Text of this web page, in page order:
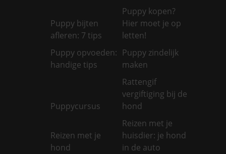
Puppy bijten
afleren: 7 tips
Puppy kopen?
Hier moet je op
letten!
Puppy opvoeden:
handige tips
Puppy zindelijk
maken
Puppycursus
Rattengif
vergiftiging bij de
hond
Reizen met je
hond
Reizen met je
huisdier: je hond
in de auto